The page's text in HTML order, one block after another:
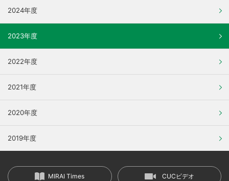
2024年度
2023年度
2022年度
2021年度
2020年度
2019年度
MIRAI Times CUCビデオ